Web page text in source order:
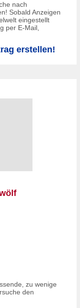
nach
Sobald Anzeigen
eingestellt
per E-Mail,
erstellen!
zu wenige
den